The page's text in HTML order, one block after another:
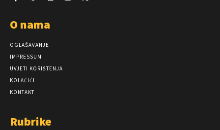
O nama
OGLAŠAVANJE
IMPRESSUM
UVJETI KORIŠTENJA
KOLAČIĆI
KONTAKT
Rubrike